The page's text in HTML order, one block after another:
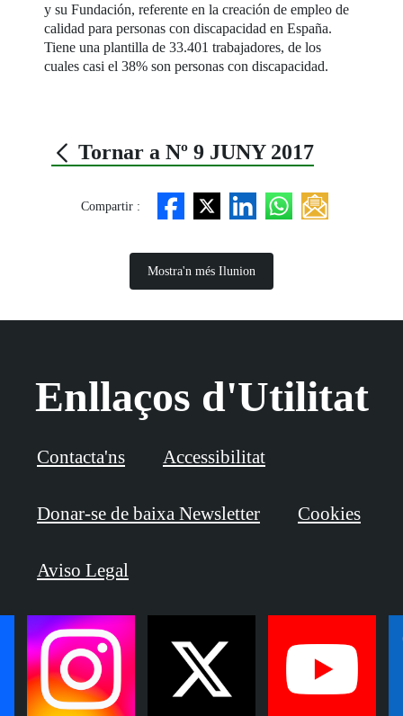
y su Fundación, referente en la creación de empleo de
calidad para personas con discapacidad en España.
Tiene una plantilla de 33.401 trabajadores, de los
cuales casi el 38% son personas con discapacidad.
Tornar a Nº 9 JUNY 2017
Compartir :
Mostra'n més Ilunion
Enllaços d'Utilitat
Contacta'ns Accessibilitat
Donar-se de baixa Newsletter Cookies
Aviso Legal